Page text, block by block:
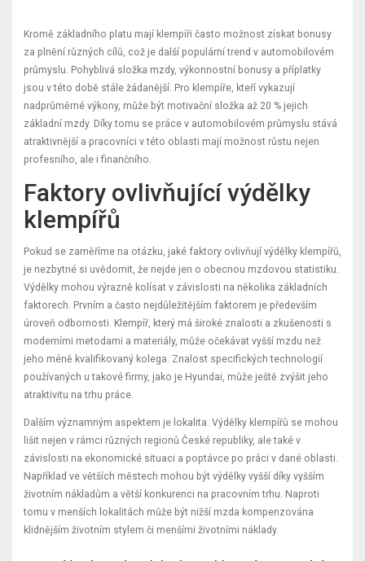
Kromě základního platu mají klempíři často možnost získat bonusy
za plnění různých cílů, což je další populární trend v automobilovém
průmyslu. Pohyblivá složka mzdy, výkonnostní bonusy a příplatky
jsou v této době stále žádanější. Pro klempíře, kteří vykazují
nadprůměrné výkony, může být motivační složka až 20 % jejich
základní mzdy. Díky tomu se práce v automobilovém průmyslu stává
atraktivnější a pracovníci v této oblasti mají možnost růstu nejen
profesního, ale i finančního.
Faktory ovlivňující výdělky
klempířů
Pokud se zaměříme na otázku, jaké faktory ovlivňují výdělky klempířů,
je nezbytné si uvědomit, že nejde jen o obecnou mzdovou statistiku.
Výdělky mohou výrazně kolísat v závislosti na několika základních
faktorech. Prvním a často nejdůležitějším faktorem je především
úroveň odbornosti. Klempíř, který má široké znalosti a zkušenosti s
moderními metodami a materiály, může očekávat vyšší mzdu než
jeho méně kvalifikovaný kolega. Znalost specifických technologií
používaných u takové firmy, jako je Hyundai, může ještě zvýšit jeho
atraktivitu na trhu práce.
Dalším významným aspektem je lokalita. Výdělky klempířů se mohou
lišit nejen v rámci různých regionů České republiky, ale také v
závislosti na ekonomické situaci a poptávce po práci v dané oblasti.
Například ve větších městech mohou být výdělky vyšší díky vyšším
životním nákladům a větší konkurenci na pracovním trhu. Naproti
tomu v menších lokalitách může být nižší mzda kompenzována
klidnějším životním stylem či menšími životními náklady.